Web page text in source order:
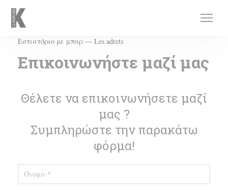
Εστιατόριο με μπαρ — Les adrets
Επικοινωνήστε μαζί μας
Θέλετε να επικοινωνήσετε μαζί
μας ?
Συμπληρώστε την παρακάτω
φόρμα!